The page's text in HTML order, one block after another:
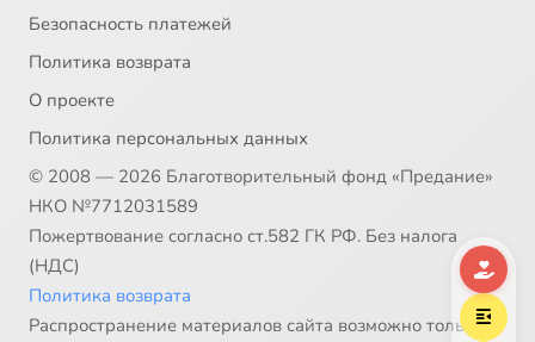
Безопасность платежей
Политика возврата
О проекте
Политика персональных данных
© 2008 — 2026 Благотворительный фонд «Предание»
НКО №7712031589
Пожертвование согласно ст.582 ГК РФ. Без налога
(НДС)
Политика возврата
Распространение материалов сайта возможно только в